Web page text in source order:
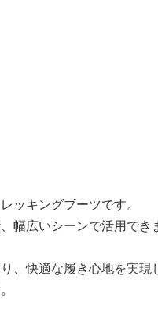
ッキングブーツです。
幅広いシーンで活用でき
快適な履き心地を実現